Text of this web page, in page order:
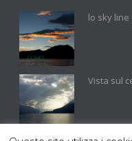
lo sky
Vista sul